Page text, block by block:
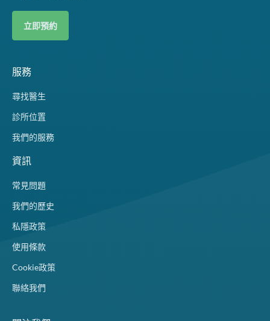
立即預約
服務
尋找醫生
診所位置
我們的服務
資訊
常見問題
我們的歷史
私隱政策
使用條款
Cookie政策
聯絡我們